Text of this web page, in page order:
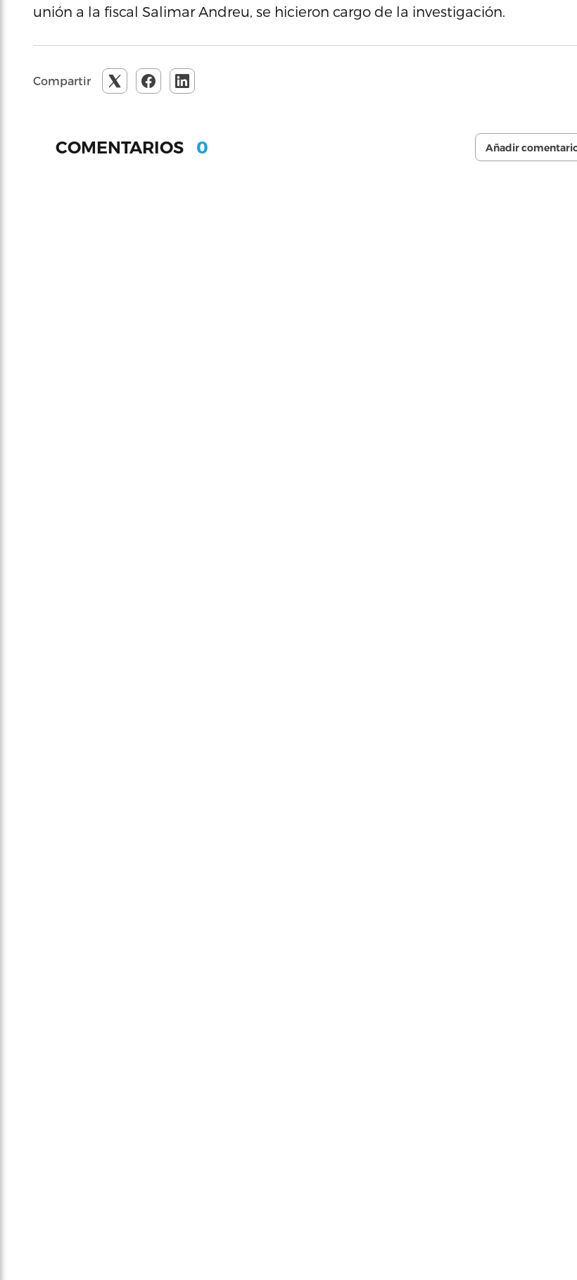
unión a la fiscal Salimar Andreu, se hicieron cargo de la investigación.
Compartir
COMENTARIOS 0 Añadir